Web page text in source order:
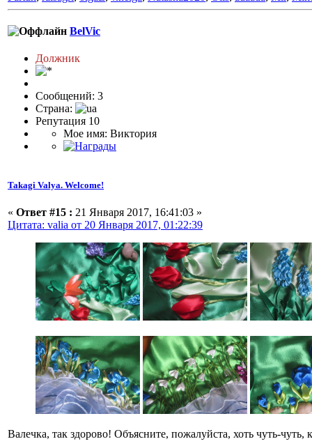
BelVic
Должник
Сообщений: 3
Страна:
Репутация 10
Мое имя: Виктория
Takagi Valya. Welcome!
« Ответ #15 : 21 Января 2017, 16:41:03 »
Цитата: valia от 20 Января 2017, 01:22:39
Валечка, так здорово! Объясните, пожалуйста, хоть чуть-